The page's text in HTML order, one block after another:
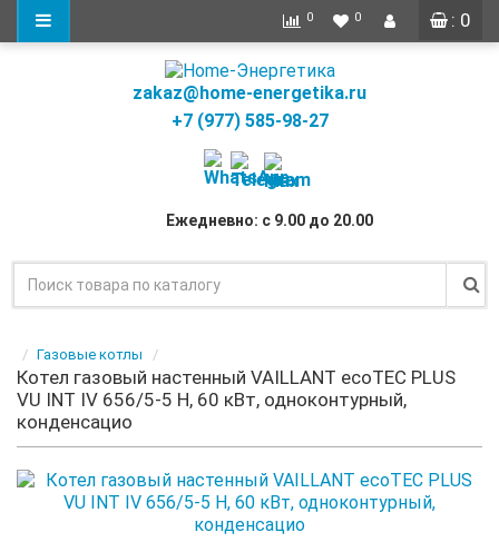
: 0
0 0
zakaz@home-energetika.ru
+7 (977) 585-98-27
Ежедневно: с 9.00 до 20.00
Газовые котлы
Котел газовый настенный VAILLANT ecoTEC PLUS
VU INT IV 656/5-5 H, 60 кВт, одноконтурный,
конденсацио